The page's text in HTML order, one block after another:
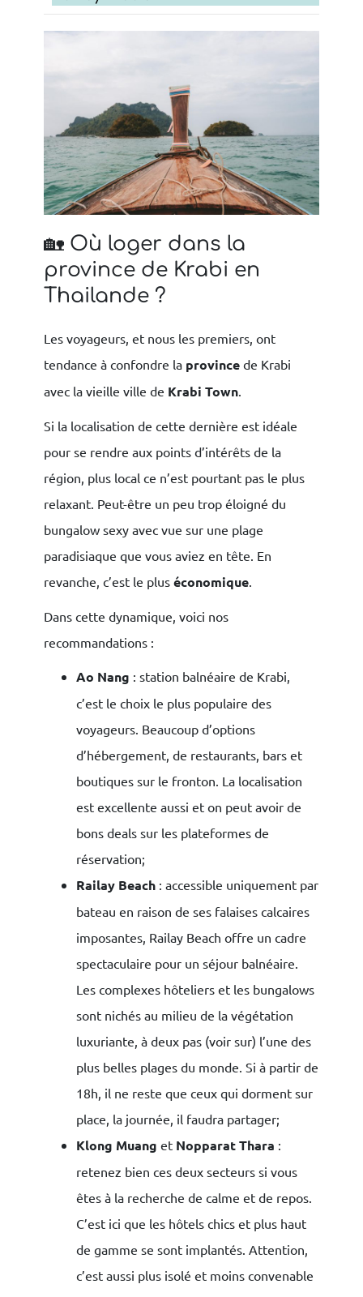
🏡 Où loger dans la
province de Krabi en
Thailande ?
Les voyageurs, et nous les premiers, ont
tendance à confondre la provincede Krabi
avec la vieille ville de Krabi Town.
Si la localisation de cette dernière est idéale
pour se rendre aux points d’intérêts de la
région, plus local ce n’est pourtant pas le plus
relaxant. Peut-être un peu trop éloigné du
bungalow sexy avec vue sur une plage
paradisiaque que vous aviez en tête. En
revanche, c’est le plus économique.
Dans cette dynamique, voici nos
recommandations :
Ao Nang : station balnéaire de Krabi,
c’est le choix le plus populaire des
voyageurs. Beaucoup d’options
d’hébergement, de restaurants, bars et
boutiques sur le fronton. La localisation
est excellente aussi et on peut avoir de
bons deals sur les plateformes de
réservation;
Railay Beach: accessible uniquement par
bateau en raison de ses falaises calcaires
imposantes, Railay Beach offre un cadre
spectaculaire pour un séjour balnéaire.
Les complexes hôteliers et les bungalows
sont nichés au milieu de la végétation
luxuriante, à deux pas (voir sur) l’une des
plus belles plages du monde. Si à partir de
18h, il ne reste que ceux qui dorment sur
place, la journée, il faudra partager;
Klong Muang et Nopparat Thara :
retenez bien ces deux secteurs si vous
êtes à la recherche de calme et de repos.
C’est ici que les hôtels chics et plus haut
de gamme se sont implantés. Attention,
c’est aussi plus isolé et moins convenable